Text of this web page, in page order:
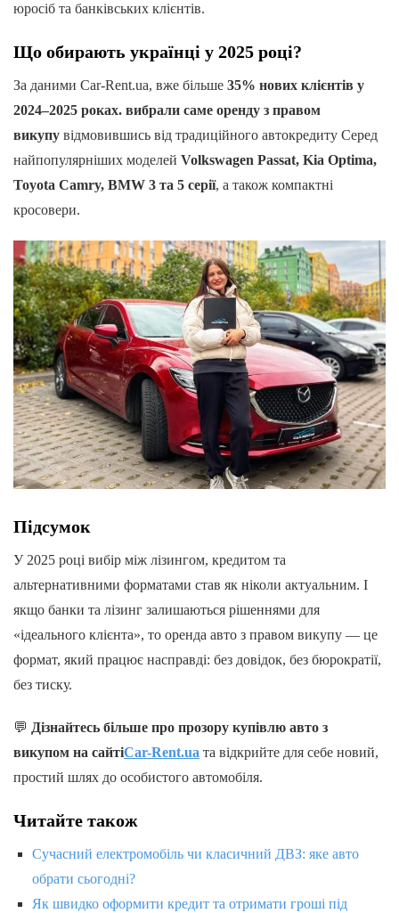
юросіб та банківських клієнтів.
Що обирають українці у 2025 році?
За даними Car-Rent.ua, вже більше 35% нових клієнтів у
2024–2025 роках. вибрали саме оренду з правом
викупу відмовившись від традиційного автокредиту Серед
найпопулярніших моделей Volkswagen Passat, Kia Optima,
Toyota Camry, BMW 3 та 5 серії, а також компактні
кросовери.
Підсумок
У 2025 році вибір між лізингом, кредитом та
альтернативними форматами став як ніколи актуальним. І
якщо банки та лізинг залишаються рішеннями для
«ідеального клієнта», то оренда авто з правом викупу — це
формат, який працює насправді: без довідок, без бюрократії,
без тиску.
💬 Дізнайтесь більше про прозору купівлю авто з
викупом на сайтіCar-Rent.ua та відкрийте для себе новий,
простий шлях до особистого автомобіля.
Читайте також
Сучасний електромобіль чи класичний ДВЗ: яке авто
обрати сьогодні?
Як швидко оформити кредит та отримати гроші під